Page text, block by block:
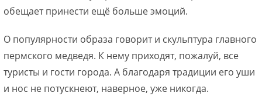
обещает принести ещё больше эмоций.
О популярности образа говорит и скульптура главного
пермского медведя. К нему приходят, пожалуй, все
туристы и гости города. А благодаря традиции его уши
и нос не потускнеют, наверное, уже никогда.